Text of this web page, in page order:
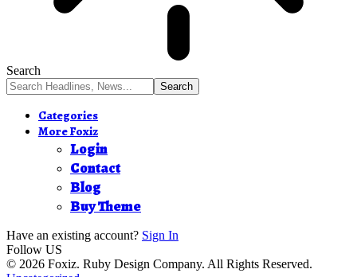
Search
Categories
More Foxiz
Login
Contact
Blog
Buy Theme
Have an existing account? Sign In
Follow US
© 2026 Foxiz. Ruby Design Company. All Rights Reserved.